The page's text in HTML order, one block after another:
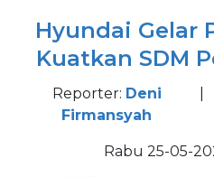
Hyundai Gelar
Kuatkan SDM
Reporter: Deni
Firmansyah
Rabu 25-05-